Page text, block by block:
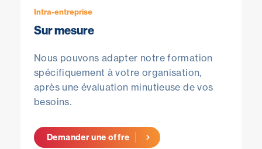
Intra-entreprise
Sur mesure
Nous pouvons adapter notre formation
spécifiquement à votre organisation,
après une évaluation minutieuse de vos
besoins.
Demander une offre